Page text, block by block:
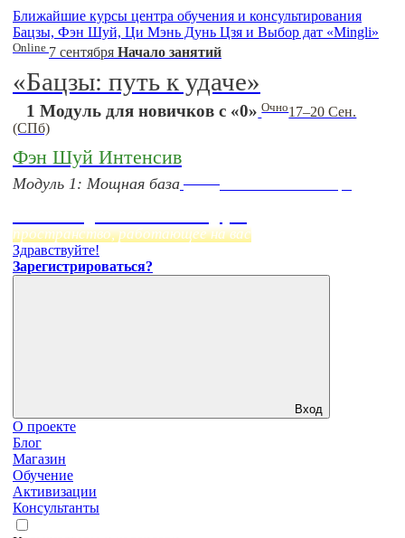
Ближайшие курсы центра обучения и консультирования
Бацзы, Фэн Шуй, Ци Мэнь Дунь Цзя и Выбор дат «Mingli»
Online 7 сентября Начало занятий
«Бацзы: путь к удаче»
1 Модуль для новичков с «0» Очно17–20 Сен.
(СПб)
Фэн Шуй Интенсив
Модуль 1: Мощная база
пространство, работающее на вас
Здравствуйте!
Зарегистрироваться?
Вход
О проекте
Блог
Магазин
Обучение
Активизации
Консультанты